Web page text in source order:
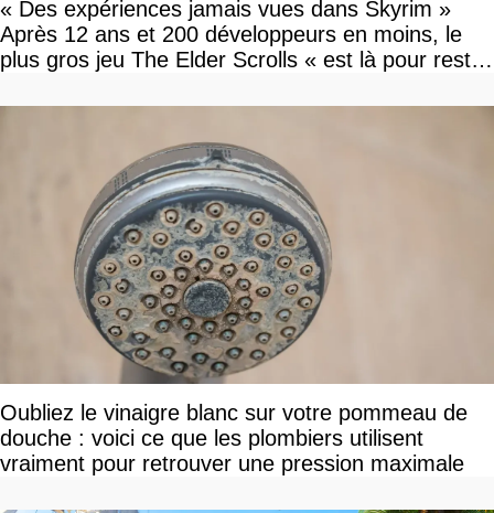
« Des expériences jamais vues dans Skyrim »
Après 12 ans et 200 développeurs en moins, le
plus gros jeu The Elder Scrolls « est là pour rester
Oubliez le vinaigre blanc sur votre pommeau de
douche : voici ce que les plombiers utilisent
vraiment pour retrouver une pression maximale